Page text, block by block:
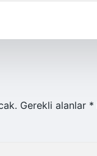
Gerekli alanlar *